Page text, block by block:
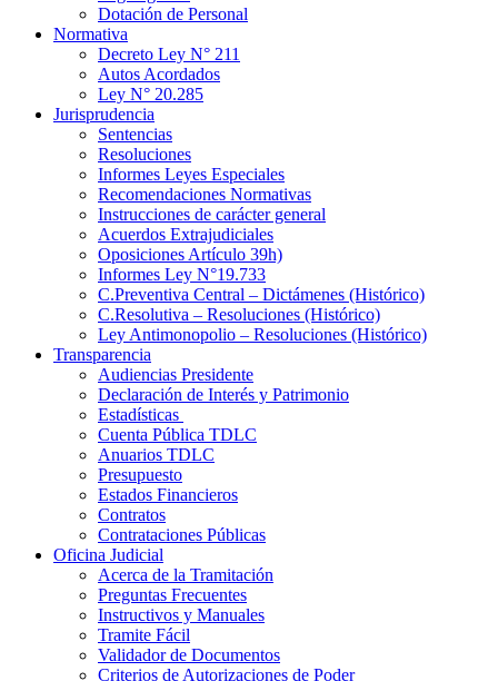
Dotación de Personal
Normativa
Decreto Ley N° 211
Autos Acordados
Ley N° 20.285
Jurisprudencia
Sentencias
Resoluciones
Informes Leyes Especiales
Recomendaciones Normativas
Instrucciones de carácter general
Acuerdos Extrajudiciales
Oposiciones Artículo 39h)
Informes Ley N°19.733
C.Preventiva Central – Dictámenes (Histórico)
C.Resolutiva – Resoluciones (Histórico)
Ley Antimonopolio – Resoluciones (Histórico)
Transparencia
Audiencias Presidente
Declaración de Interés y Patrimonio
Estadísticas
Cuenta Pública TDLC
Anuarios TDLC
Presupuesto
Estados Financieros
Contratos
Contrataciones Públicas
Oficina Judicial
Acerca de la Tramitación
Preguntas Frecuentes
Instructivos y Manuales
Tramite Fácil
Validador de Documentos
Criterios de Autorizaciones de Poder